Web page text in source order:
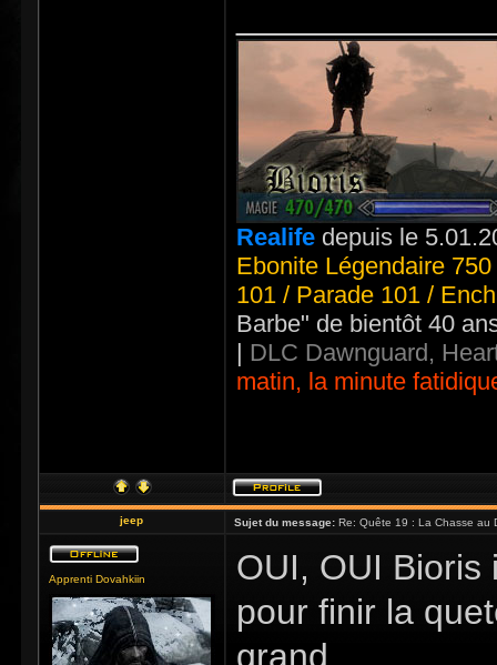
Realife depuis le
Ebonite Légendaire
101 / Parade 101 /
Barbe" de bientôt 40
| DLC Dawnguard,
matin, la minute
jeep Sujet du message: Re: Quête 19 : La Chasse au
Apprenti Dovahkiin
OUI, OUI Bioris
pour finir la
grand .